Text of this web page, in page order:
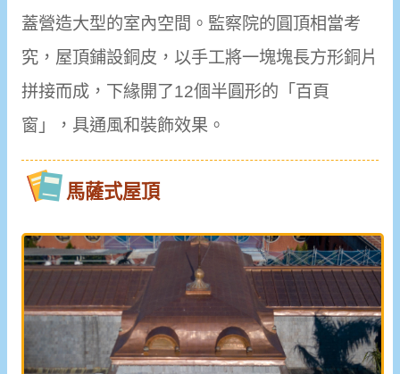
蓋營造大型的室內空間。監察院的圓頂相當考
究，屋頂鋪設銅皮，以手工將一塊塊長方形銅片
拼接而成，下緣開了12個半圓形的「百頁
窗」，具通風和裝飾效果。
馬薩式屋頂